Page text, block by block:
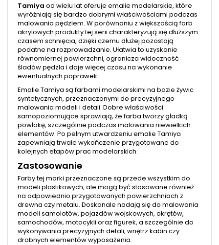
Tamiya od wielu lat oferuje emalie modelarskie, które
wyróżniają się bardzo dobrymi właściwościami podczas
malowania pędzlem. W porównaniu z większością farb
akrylowych produkty tej serii charakteryzują się dłuższym
czasem schnięcia, dzięki czemu dłużej pozostają
podatne na rozprowadzanie. Ułatwia to uzyskanie
równomiernej powierzchni, ogranicza widoczność
śladów pędzla i daje więcej czasu na wykonanie
ewentualnych poprawek.
Emalie Tamiya są farbami modelarskimi na bazie żywic
syntetycznych, przeznaczonymi do precyzyjnego
malowania modeli i detali. Dobre właściwości
samopoziomujące sprawiają, że farba tworzy gładką
powłokę, szczególnie podczas malowania niewielkich
elementów. Po pełnym utwardzeniu emalie Tamiya
zapewniają trwałe wykończenie przygotowane do
kolejnych etapów prac modelarskich.
Zastosowanie
Farby tej marki przeznaczone są przede wszystkim do
modeli plastikowych, ale mogą być stosowane również
na odpowiednio przygotowanych powierzchniach z
drewna czy metalu. Doskonale nadają się do malowania
modeli samolotów, pojazdów wojskowych, okrętów,
samochodów, motocykli oraz figurek, a szczególnie do
wykonywania precyzyjnych detali, wnętrz kabin czy
drobnych elementów wyposażenia.